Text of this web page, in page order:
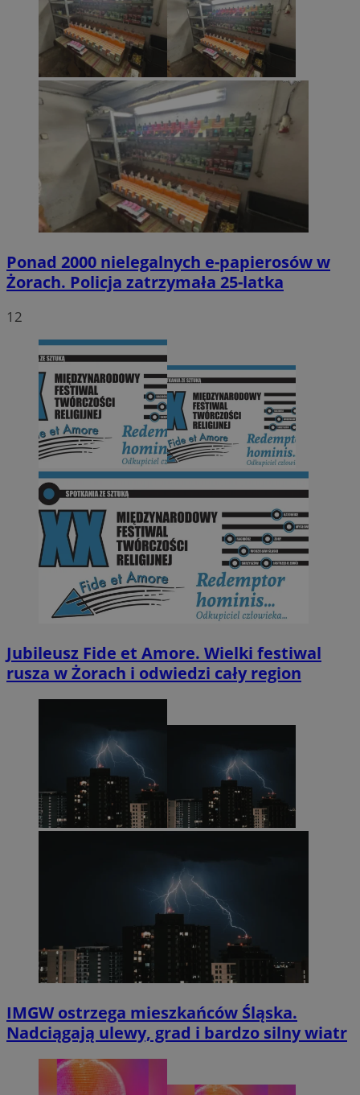
Ponad 2000 nielegalnych e-papierosów w
Żorach. Policja zatrzymała 25-latka
12
Jubileusz Fide et Amore. Wielki festiwal
rusza w Żorach i odwiedzi cały region
IMGW ostrzega mieszkańców Śląska.
Nadciągają ulewy, grad i bardzo silny wiatr